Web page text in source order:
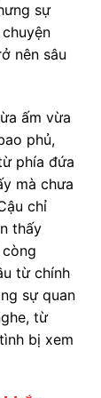
sự
nên sâu
ấm vừa
phủ,
phía đứa
mà chưa
chỉ
thấy
từ chính
sự quan
từ
bị xem